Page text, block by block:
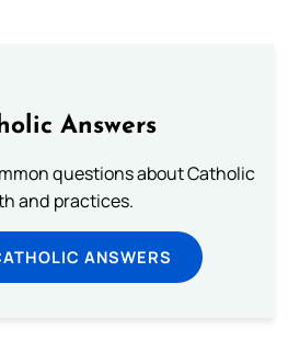
Answers
questions about Catholic
and practices.
ANSWERS